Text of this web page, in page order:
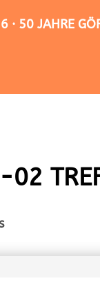
50 JAHRE